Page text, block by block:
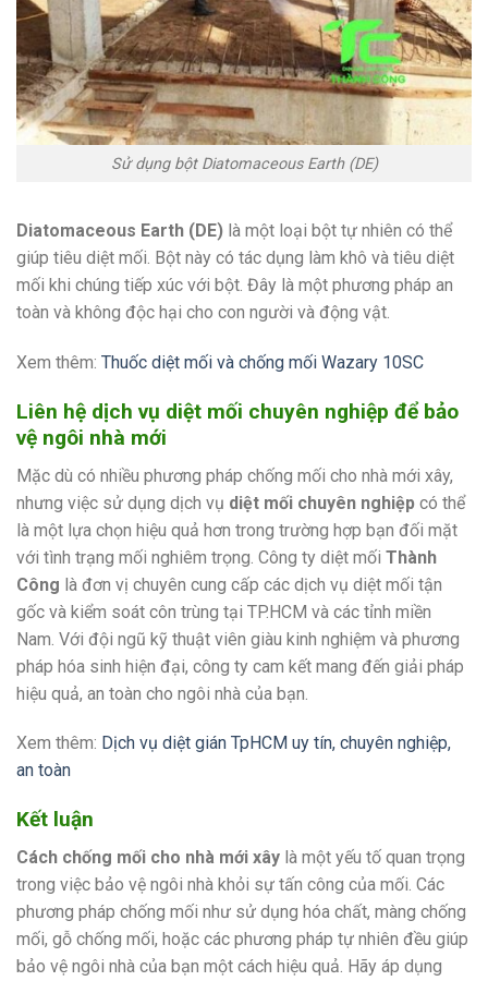
Sử dụng bột Diatomaceous Earth (DE)
Diatomaceous Earth (DE) là một loại bột tự nhiên có thể
giúp tiêu diệt mối. Bột này có tác dụng làm khô và tiêu diệt
mối khi chúng tiếp xúc với bột. Đây là một phương pháp an
toàn và không độc hại cho con người và động vật.
Xem thêm: Thuốc diệt mối và chống mối Wazary 10SC
Liên hệ dịch vụ diệt mối chuyên nghiệp để bảo
vệ ngôi nhà mới
Mặc dù có nhiều phương pháp chống mối cho nhà mới xây,
nhưng việc sử dụng dịch vụ diệt mối chuyên nghiệp có thể
là một lựa chọn hiệu quả hơn trong trường hợp bạn đối mặt
với tình trạng mối nghiêm trọng. Công ty diệt mối Thành
Công là đơn vị chuyên cung cấp các dịch vụ diệt mối tận
gốc và kiểm soát côn trùng tại TP.HCM và các tỉnh miền
Nam. Với đội ngũ kỹ thuật viên giàu kinh nghiệm và phương
pháp hóa sinh hiện đại, công ty cam kết mang đến giải pháp
hiệu quả, an toàn cho ngôi nhà của bạn.
Xem thêm: Dịch vụ diệt gián TpHCM uy tín, chuyên nghiệp,
an toàn
Kết luận
Cách chống mối cho nhà mới xây là một yếu tố quan trọng
trong việc bảo vệ ngôi nhà khỏi sự tấn công của mối. Các
phương pháp chống mối như sử dụng hóa chất, màng chống
mối, gỗ chống mối, hoặc các phương pháp tự nhiên đều giúp
bảo vệ ngôi nhà của bạn một cách hiệu quả. Hãy áp dụng